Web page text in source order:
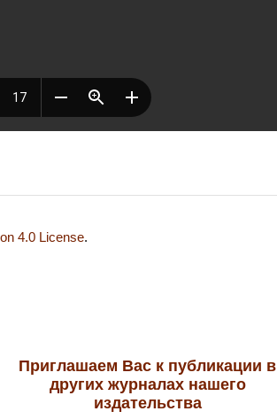
4.0 License.
Приглашаем Вас к публикации в
других журналах нашего
издательства